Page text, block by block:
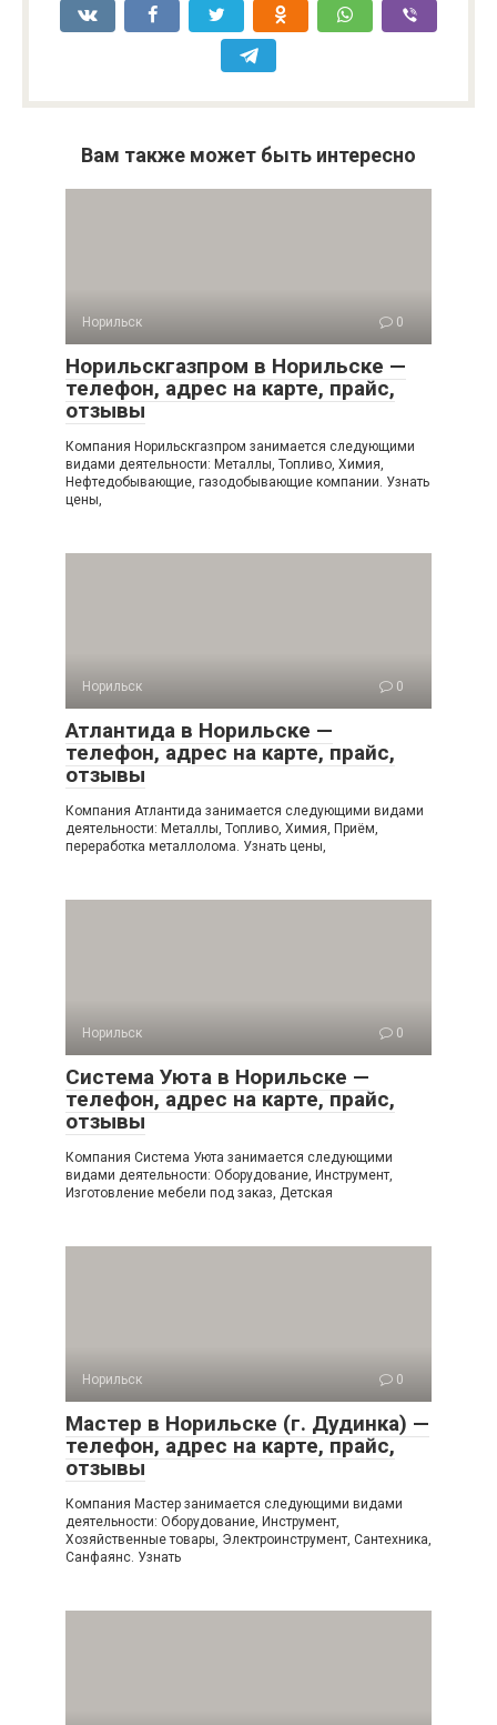
Вам также может быть интересно
Норильск 0
Норильскгазпром в Норильске —
телефон, адрес на карте, прайс,
отзывы
Компания Норильскгазпром занимается следующими
видами деятельности: Металлы, Топливо, Химия,
Нефтедобывающие, газодобывающие компании. Узнать
цены,
Норильск 0
Атлантида в Норильске —
телефон, адрес на карте, прайс,
отзывы
Компания Атлантида занимается следующими видами
деятельности: Металлы, Топливо, Химия, Приём,
переработка металлолома. Узнать цены,
Норильск 0
Система Уюта в Норильске —
телефон, адрес на карте, прайс,
отзывы
Компания Система Уюта занимается следующими
видами деятельности: Оборудование, Инструмент,
Изготовление мебели под заказ, Детская
Норильск 0
Мастер в Норильске (г. Дудинка) —
телефон, адрес на карте, прайс,
отзывы
Компания Мастер занимается следующими видами
деятельности: Оборудование, Инструмент,
Хозяйственные товары, Электроинструмент, Сантехника,
Санфаянс. Узнать